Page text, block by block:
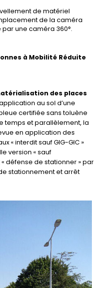
de matériel
de la caméra
une caméra 360°.
à Mobilité Réduite
des places
au sol d’une
certifiée sans toluène
temps et parallèlement, la
en application des
« interdit sauf GIG-GIC »
version « sauf
défense de stationner » par
stationnement et arrêt